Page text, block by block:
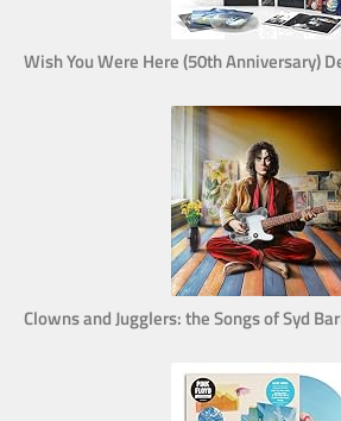
Wish You Were Here (50th Anniversary)
Clowns and Jugglers: the Songs of Syd